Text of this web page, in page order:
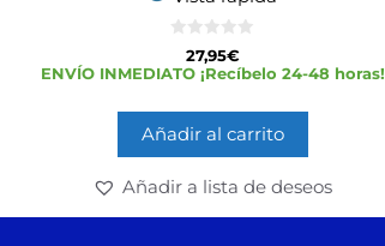
e
27,95€
ENVÍO INMEDIATO ¡Recíbelo 24-48 horas!
Añadir al carrito
Añadir a lista de deseos